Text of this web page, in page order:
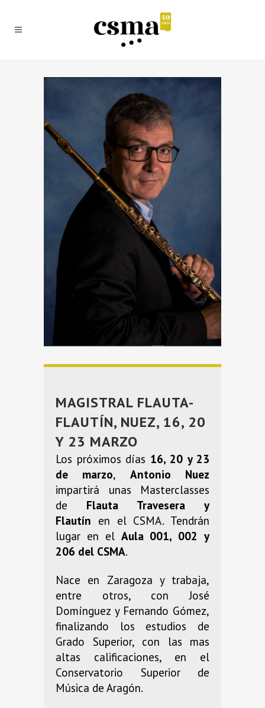
MAGISTRAL FLAUTA-
FLAUTÍN, NUEZ, 16, 20
Y 23 MARZO
Los próximos días 16, 20 y 23
de marzo, Antonio Nuez
impartirá unas Masterclasses
de Flauta Travesera y
Flautín en el CSMA. Tendrán
lugar en el Aula 001, 002 y
206 del CSMA.
Nace en Zaragoza y trabaja,
entre otros, con José
Domínguez y Fernando Gómez,
finalizando los estudios de
Grado Superior, con las mas
altas calificaciones, en el
Conservatorio Superior de
Música de Aragón.